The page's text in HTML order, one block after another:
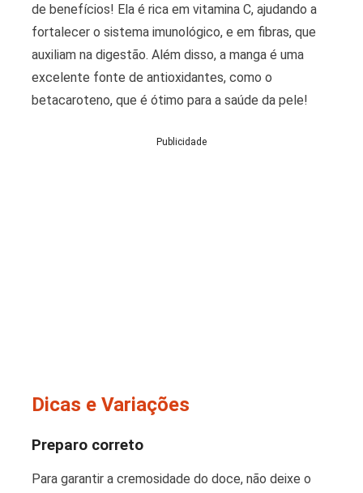
de benefícios! Ela é rica em vitamina C, ajudando a
fortalecer o sistema imunológico, e em fibras, que
auxiliam na digestão. Além disso, a manga é uma
excelente fonte de antioxidantes, como o
betacaroteno, que é ótimo para a saúde da pele!
Publicidade
Dicas e Variações
Preparo correto
Para garantir a cremosidade do doce, não deixe o